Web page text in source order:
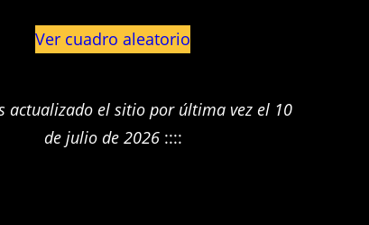
Ver cuadro aleatorio
actualizado el sitio por última vez el 10
de julio de 2026::::